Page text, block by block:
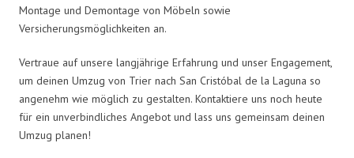
Montage und Demontage von Möbeln sowie
Versicherungsmöglichkeiten an.
Vertraue auf unsere langjährige Erfahrung und unser Engagement,
um deinen Umzug von Trier nach San Cristóbal de la Laguna so
angenehm wie möglich zu gestalten. Kontaktiere uns noch heute
für ein unverbindliches Angebot und lass uns gemeinsam deinen
Umzug planen!